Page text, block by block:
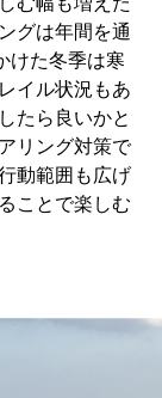
グは年間を通
けた冬季は寒
イル状況もあ
たら良いかと
リング対策で
動範囲も広げ
ことで楽しむ